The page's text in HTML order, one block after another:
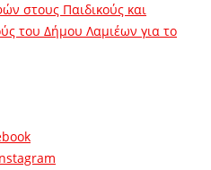
στους Παιδικούς και
του Δήμου Λαμιέων για το